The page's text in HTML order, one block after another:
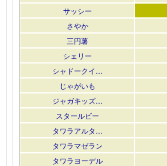
サッシー
さやか
三円薯
シェリー
シャドークイ…
じゃがいも
ジャガキッズ…
スタールビー
タワラアルタ…
タワラマゼラン
タワラヨーデル